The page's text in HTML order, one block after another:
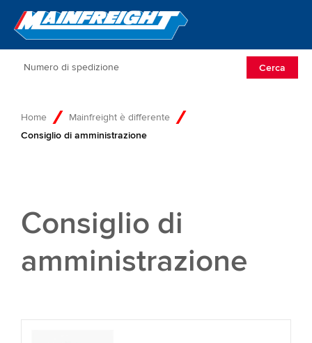
Go to Home
Cerca
Home
Mainfreight è differente
Consiglio di amministrazione
Consiglio di
amministrazione